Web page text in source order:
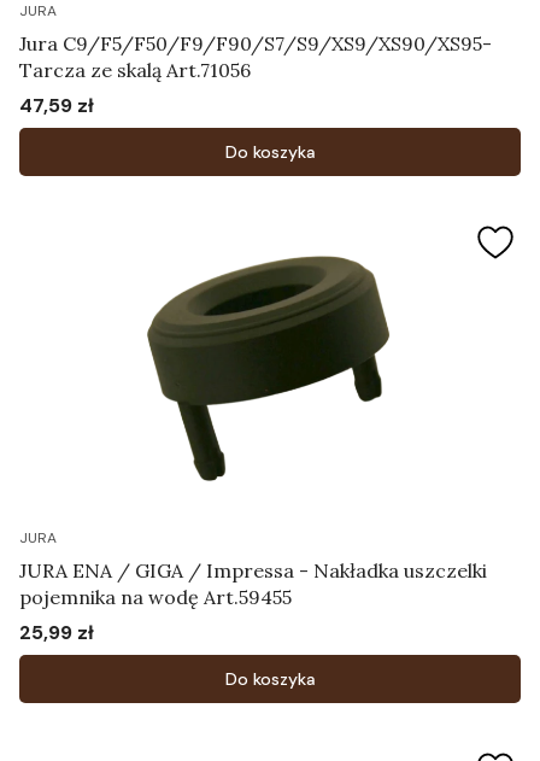
JURA
Jura C9/F5/F50/F9/F90/S7/S9/XS9/XS90/XS95-
Tarcza ze skalą Art.71056
Cena
47,59 zł
Do koszyka
JURA
JURA ENA / GIGA / Impressa - Nakładka uszczelki
pojemnika na wodę Art.59455
Cena
25,99 zł
Do koszyka